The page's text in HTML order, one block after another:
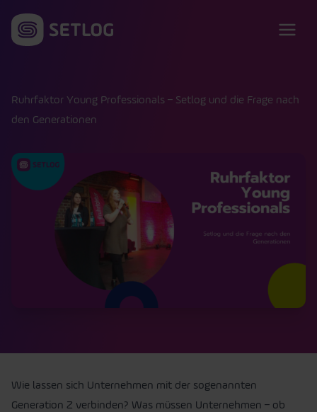
Ruhrfaktor Young Professionals – Setlog und die Frage nach
den Generationen
Wie lassen sich Unternehmen mit der sogenannten
Generation Z verbinden? Was müssen Unternehmen – ob